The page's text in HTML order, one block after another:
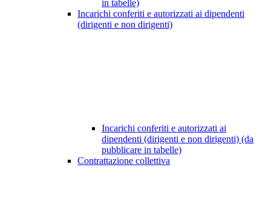
in tabelle)
Incarichi conferiti e autorizzati ai dipendenti
(dirigenti e non dirigenti)
Incarichi conferiti e autorizzati ai
dipendenti (dirigenti e non dirigenti) (da
pubblicare in tabelle)
Contrattazione collettiva